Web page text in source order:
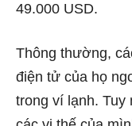
49.000 USD.
Thông thường,
điện tử của họ
trong ví lạnh. Tuy